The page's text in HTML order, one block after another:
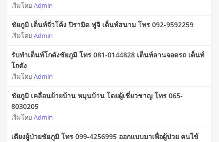
เริ่มโดย Admin
ชัยภูมิ เต็นท์จั่วโค้ง ปิรามิด ฟูจิ เต็นท์สนาม โทร 092-9592259
เริ่มโดย Admin
รับทำเต็นท์โกดังชัยภูมิ โทร 081-0144828 เต็นท์ลานจอดรถ เต็นท์
โกดัง
เริ่มโดย Admin
ชัยภูมิ เคลื่อนย้ายบ้าน หมุนบ้าน โดยผู้เชี่ยวชาญ โทร 065-
8030205
เริ่มโดย Admin
เตียงผู้ป่วยชัยภูมิ โทร 099-4256995 ออกแบบมาเพื่อผู้ป่วย คนไข้